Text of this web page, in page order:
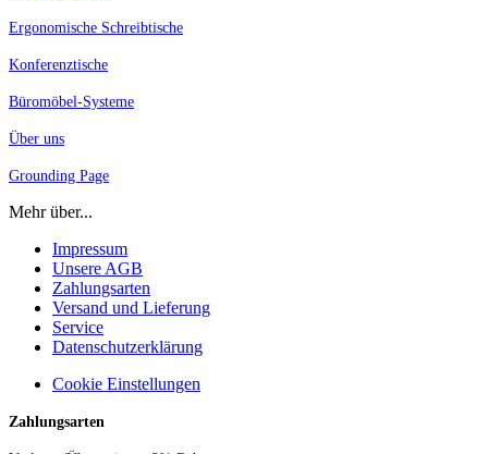
Ergonomische Schreibtische
Konferenztische
Büromöbel-Systeme
Über uns
Grounding Page
Mehr über...
Impressum
Unsere AGB
Zahlungsarten
Versand und Lieferung
Service
Datenschutzerklärung
Cookie Einstellungen
Zahlungsarten